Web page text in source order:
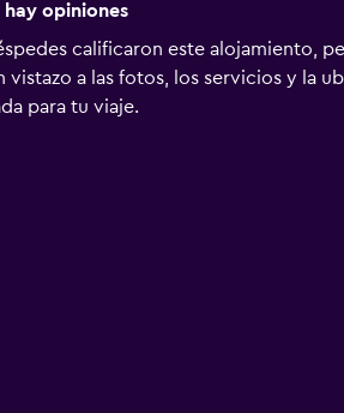
hay opiniones
calificaron este alojamiento,
vistazo a las fotos, los servicios y la
para tu viaje.